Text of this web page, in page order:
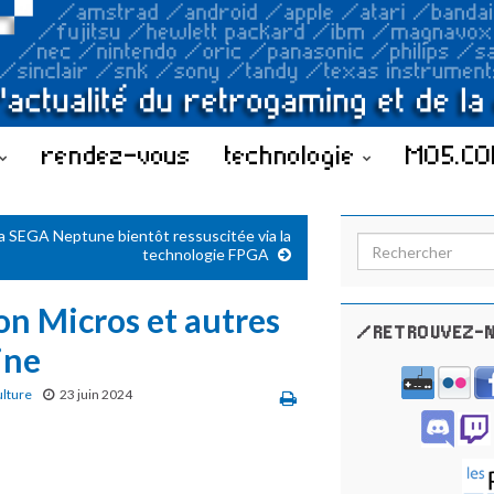
rendez-vous technologie
SEGA Neptune bientôt ressuscitée via la
technologie FPGA
Micros et autres
23 juin 2024
Search for:
/RETROUVEZ-